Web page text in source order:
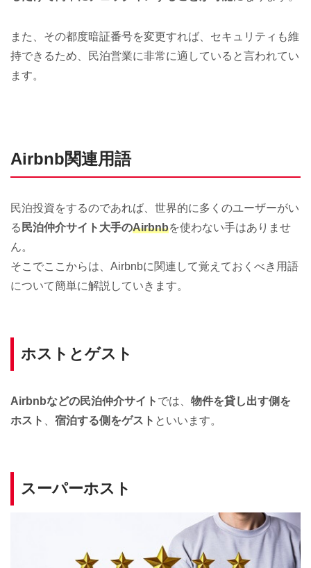
また、その都度暗証番号を変更すれば、セキュリティも維
持できるため、民泊営業に非常に適していると言われてい
ます。
Airbnb関連用語
民泊投資をするのであれば、世界的に多くのユーザーがい
る 民泊仲介サイト大手のAirbnbを使わない手はありませ
ん。
そこでここからは、Airbnbに関連して覚えておくべき用語
について簡単に解説していきます。
ホストとゲスト
Airbnbなどの民泊仲介サイト では、 物件を貸し出す側を
ホスト
宿泊する側をゲスト といいます。
スーパーホスト